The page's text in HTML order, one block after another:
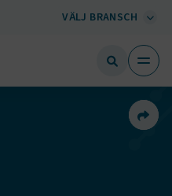
VÄLJ BRANSCH
Dela